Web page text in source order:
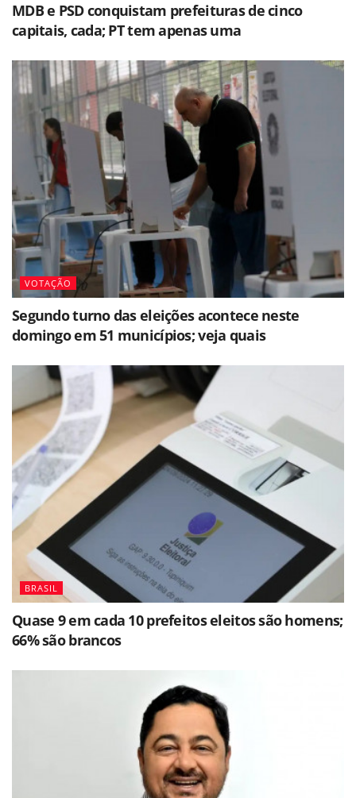
MDB e PSD conquistam prefeituras de cinco
capitais, cada; PT tem apenas uma
VOTAÇÃO
Segundo turno das eleições acontece neste
domingo em 51 municípios; veja quais
BRASIL
Quase 9 em cada 10 prefeitos eleitos são homens;
66% são brancos